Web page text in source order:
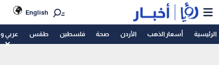
English
الرئيسية أسعار الذهب الأردن صحة فلسطين طقس عربي